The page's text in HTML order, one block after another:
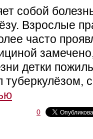
собой
Взрослые
часто
детки
0